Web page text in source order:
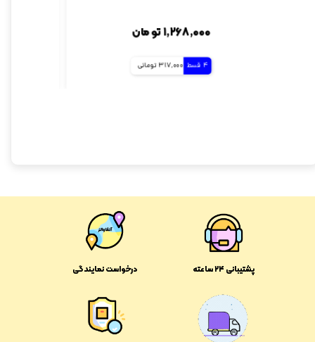
۱,۲۶۸,۰۰۰ تومان
4 قسط 317,000 تومانی
پشتیبانی ۲۴ ساعته درخواست نمایندگی